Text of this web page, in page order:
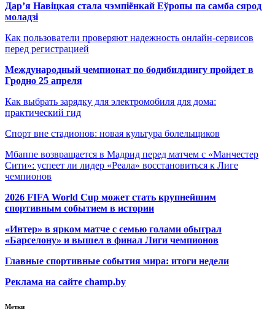
Дар’я Навіцкая стала чэмпіёнкай Еўропы па самба сярод
моладзі
Как пользователи проверяют надежность онлайн-сервисов
перед регистрацией
Международный чемпионат по бодибилдингу пройдет в
Гродно 25 апреля
Как выбрать зарядку для электромобиля для дома:
практический гид
Спорт вне стадионов: новая культура болельщиков
Мбаппе возвращается в Мадрид перед матчем с «Манчестер
Сити»: успеет ли лидер «Реала» восстановиться к Лиге
чемпионов
2026 FIFA World Cup может стать крупнейшим
спортивным событием в истории
«Интер» в ярком матче с семью голами обыграл
«Барселону» и вышел в финал Лиги чемпионов
Главные спортивные события мира: итоги недели
Реклама на сайте champ.by
Метки